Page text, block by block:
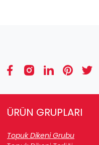
ÜRÜN GRUPLARI
Topuk Dikeni Grubu